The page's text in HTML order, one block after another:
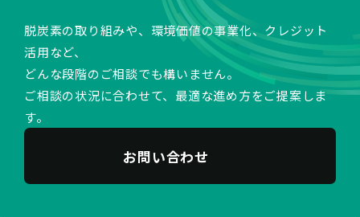
脱炭素の取り組みや、環境価値の事業化、クレジット
活用など、
どんな段階のご相談でも構いません。
ご相談の状況に合わせて、最適な進め方をご提案しま
す。
お問い合わせ